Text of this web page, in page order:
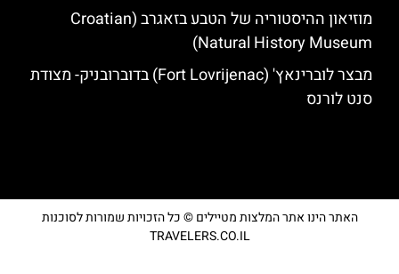
מוזיאון ההיסטוריה של הטבע בזאגרב (Croatian
Natural History Museum)
מבצר לוברינאץ' (Fort Lovrijenac) בדוברובניק- מצודת
סנט לורנס
האתר הינו אתר המלצות מטיילים © כל הזכויות שמורות לסוכנות
TRAVELERS.CO.IL